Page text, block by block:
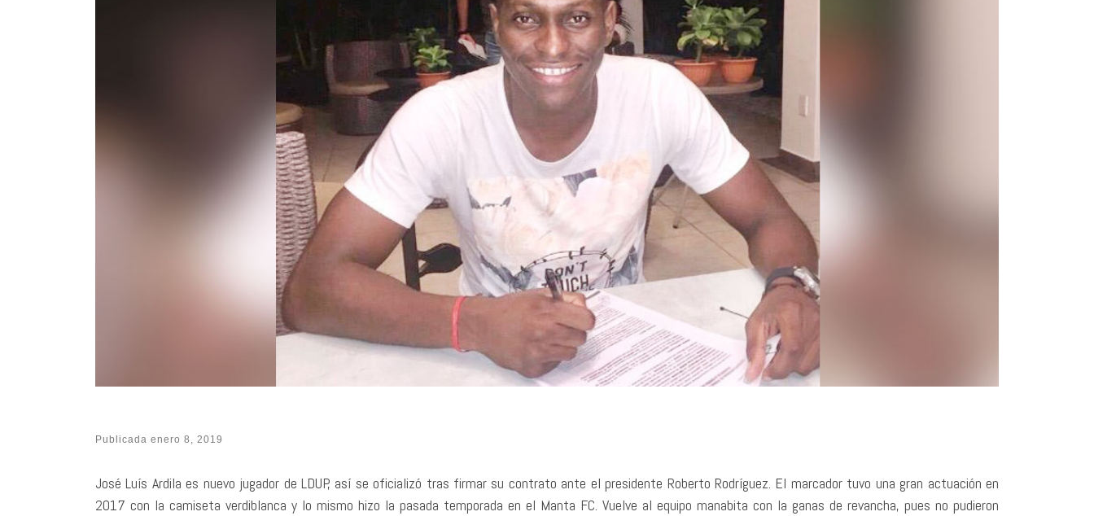
Publicada enero 8, 2019
José Luís Ardila es nuevo jugador de LDUP, así se oficializó tras firmar su contrato ante el presidente Roberto Rodríguez. El marcador tuvo una gran actuación en
2017 con la camiseta verdiblanca y lo mismo hizo la pasada temporada en el Manta FC. Vuelve al equipo manabita con la ganas de revancha, pues no pudieron